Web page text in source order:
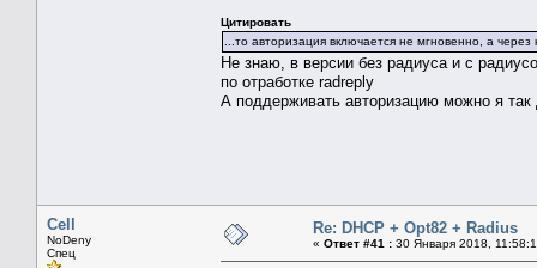
Цитировать
...то авторизация включается не мгновенно, а через
Не знаю, в версии без радиуса и с
по отработке radreply
А поддерживать авторизацию можно я
Cell
NoDeny
Спец
Re: DHCP + Opt82 + Radius
« Ответ #41 : 30 Января 2018,